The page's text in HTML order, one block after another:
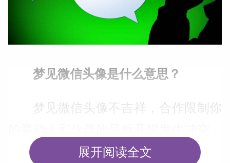
梦见微信头像是什么意思？
梦见微信头像不吉祥，合作限制你
你的举动往往危害到伙伴的利益而引起
展开阅读全文